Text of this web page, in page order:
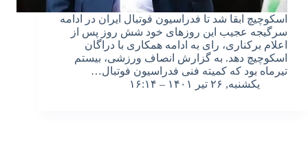
اسکوچیچ ابقا شد تا فدراسیون فوتبال ایران در ادامه
سرگیجه عجیب این روزهای خود شش روز پس از
اعلام برکناری، رای به ادامه همکاری با دراگان
اسکوچیچ دهد. به گزارش انصاف ورزشی، بیستم
تیرماه بود که کمیته فنی فدراسیون فوتبال…
یکشنبه, ۲۶ تیر ۱۴۰۱ – ۱۶:۱۴